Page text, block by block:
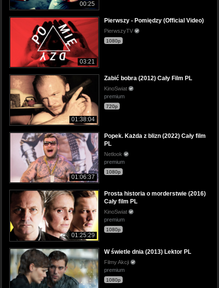
00:25
03:21
Pierwszy - Pomiędzy (Official Video)
PierwszyTV
1080p
01:38:04
Zabić bobra (2012) Cały Film PL
KinoSwiat
premium
720p
01:06:37
Popek. Każda z blizn (2022) Cały film
PL
Netlook
premium
1080p
01:25:29
Prosta historia o morderstwie (2016)
Cały film PL
KinoSwiat
premium
1080p
W świetle dnia (2013) Lektor PL
Filmy Akcji
premium
1080p